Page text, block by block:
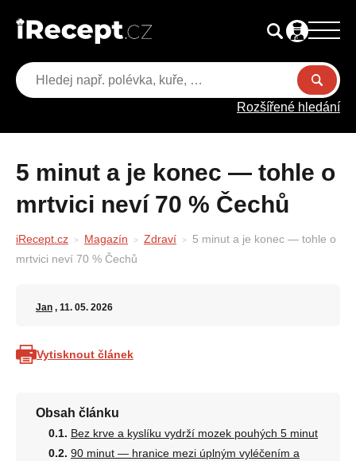
Rozšířené hledání
5 minut a je konec — tohle o
mrtvici neví 70 % Čechů
iRecept.cz Magazín Zdraví
5 minut a je konec — tohle o
mrtvici neví 70 % Čechů
Jan , 11. 05. 2026
Vytisknout článek
Obsah článku
Bez krve a kyslíku vydrží mozek pouhých 5 minut
90 minut — hranice mezi úplným vyléčením a